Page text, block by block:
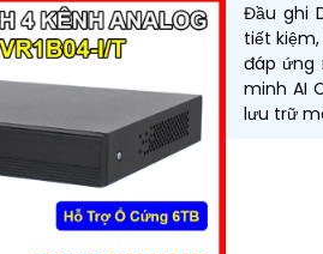
Đầu ghi
tiết
đáp ứng
minh AI
lưu trữ